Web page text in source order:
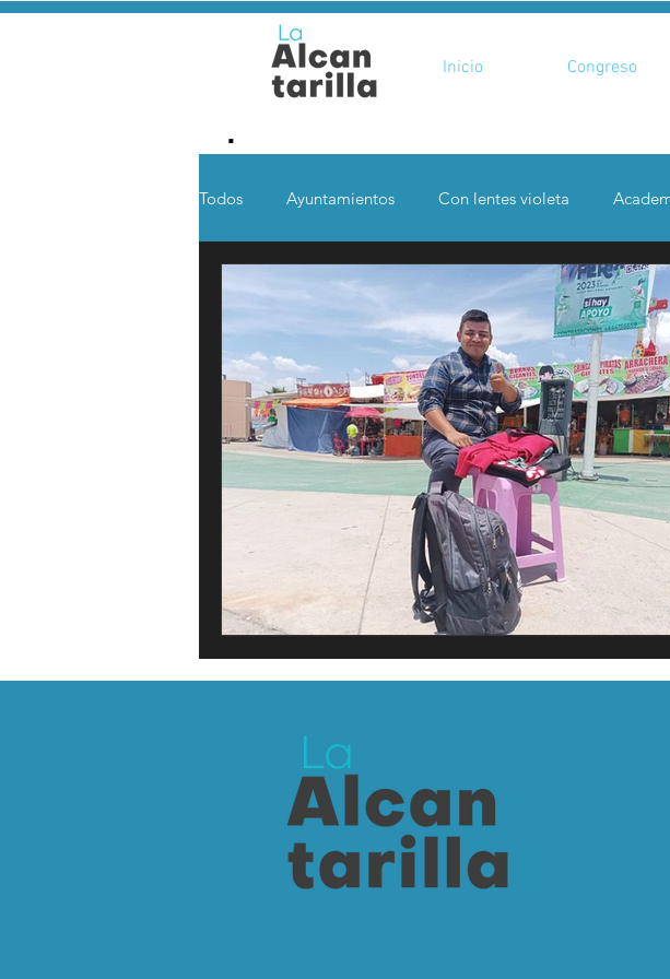
Inicio Congreso
.
Todos Ayuntamientos Con lentes violeta
Desde otras coordenadas Especiales
Ciencia y Tecnología Voces Feministas
Política Mi Cuarto Quintana Roo SLP
Lo Personal es Jurídico destacadas captura critica